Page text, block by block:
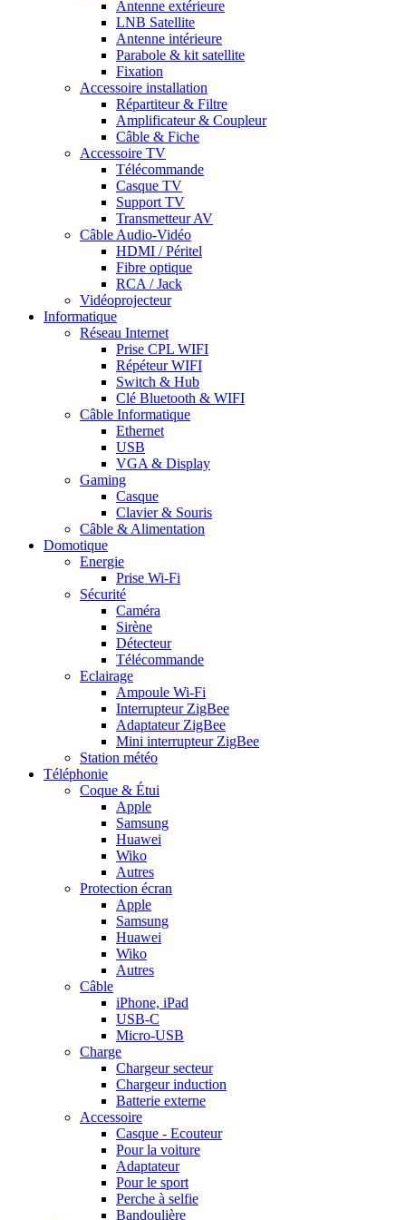
Antenne extérieure
LNB Satellite
Antenne intérieure
Parabole & kit satellite
Fixation
Accessoire installation
Répartiteur & Filtre
Amplificateur & Coupleur
Câble & Fiche
Accessoire TV
Télécommande
Casque TV
Support TV
Transmetteur AV
Câble Audio-Vidéo
HDMI / Péritel
Fibre optique
RCA / Jack
Vidéoprojecteur
Informatique
Réseau Internet
Prise CPL WIFI
Répéteur WIFI
Switch & Hub
Clé Bluetooth & WIFI
Câble Informatique
Ethernet
USB
VGA & Display
Gaming
Casque
Clavier & Souris
Câble & Alimentation
Domotique
Energie
Prise Wi-Fi
Sécurité
Caméra
Sirène
Détecteur
Télécommande
Eclairage
Ampoule Wi-Fi
Interrupteur ZigBee
Adaptateur ZigBee
Mini interrupteur ZigBee
Station météo
Téléphonie
Coque & Étui
Apple
Samsung
Huawei
Wiko
Autres
Protection écran
Apple
Samsung
Huawei
Wiko
Autres
Câble
iPhone, iPad
USB-C
Micro-USB
Charge
Chargeur secteur
Chargeur induction
Batterie externe
Accessoire
Casque - Ecouteur
Pour la voiture
Adaptateur
Pour le sport
Perche à selfie
Bandoulière